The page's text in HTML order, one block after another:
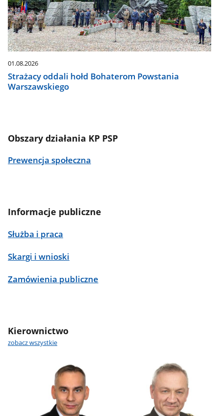
01.08.2026
Strażacy oddali hołd Bohaterom Powstania
Warszawskiego
Obszary działania KP PSP
Prewencja społeczna
Informacje publiczne
Służba i praca
Skargi i wnioski
Zamówienia publiczne
Kierownictwo
zobacz wszystkie